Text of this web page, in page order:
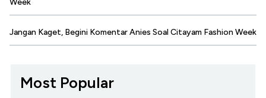
Week
Jangan Kaget, Begini Komentar Anies Soal Citayam Fashion Week
Most Popular